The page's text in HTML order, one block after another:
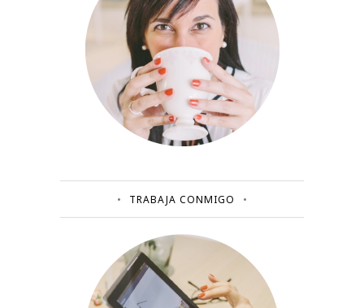
TRABAJA CONMIGO